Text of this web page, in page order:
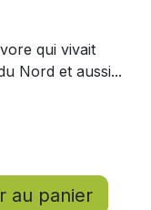
qui vivait
Nord et aussi...
au panier